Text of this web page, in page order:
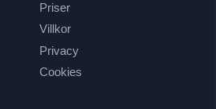
Priser
Villkor
Privacy
Cookies